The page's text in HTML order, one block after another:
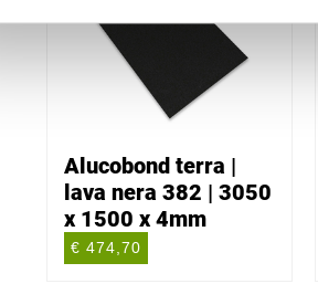
Alucobond terra |
lava nera 382 | 3050
x 1500 x 4mm
€ 474,70